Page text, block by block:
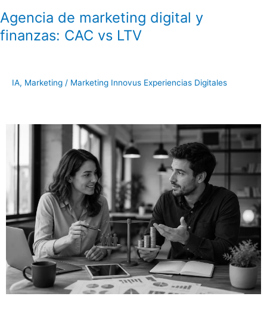
Agencia de marketing digital y
finanzas: CAC vs LTV
IA, Marketing / Marketing Innovus Experiencias Digitales